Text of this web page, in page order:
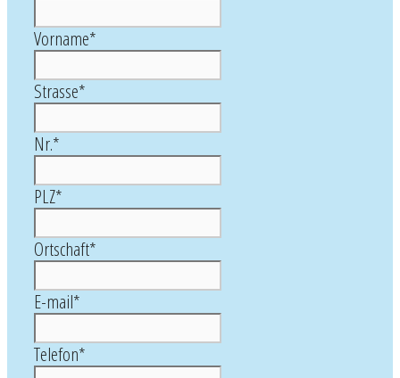
Vorname*
Strasse*
Nr.*
PLZ*
Ortschaft*
E-mail*
Telefon*